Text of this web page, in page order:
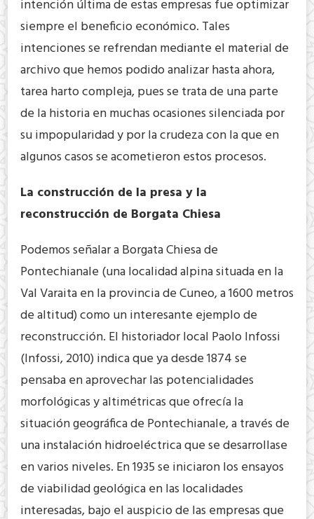
intención última de estas empresas fue optimizar
siempre el beneficio económico. Tales
intenciones se refrendan mediante el material de
archivo que hemos podido analizar hasta ahora,
tarea harto compleja, pues se trata de una parte
de la historia en muchas ocasiones silenciada por
su impopularidad y por la crudeza con la que en
algunos casos se acometieron estos procesos.
La construcción de la presa y la
reconstrucción de Borgata Chiesa
Podemos señalar a Borgata Chiesa de
Pontechianale (una localidad alpina situada en la
Val Varaita en la provincia de Cuneo, a 1600 metros
de altitud) como un interesante ejemplo de
reconstrucción. El historiador local Paolo Infossi
(Infossi, 2010) indica que ya desde 1874 se
pensaba en aprovechar las potencialidades
morfológicas y altimétricas que ofrecía la
situación geográfica de Pontechianale, a través de
una instalación hidroeléctrica que se desarrollase
en varios niveles. En 1935 se iniciaron los ensayos
de viabilidad geológica en las localidades
interesadas, bajo el auspicio de las empresas que